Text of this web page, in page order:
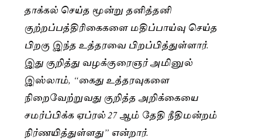
தாக்கல் செய்த மூன்று தனித்தனி
குற்றப்பத்திரிகைகளை மதிப்பாய்வு செய்த
பிறகு இந்த உத்தரவை பிறப்பித்துள்ளார்.
இது குறித்து வழக்குரைஞர் அமினுல்
இஸ்லாம், “கைது உத்தரவுகளை
நிறைவேற்றுவது குறித்த அறிக்கையை
சமர்ப்பிக்க ஏப்ரல் 27 ஆம் தேதி நீதிமன்றம்
நிர்ணயித்துள்ளது” என்றார்.